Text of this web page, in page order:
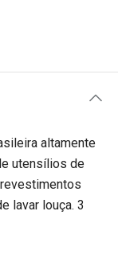
altamente
utensílios de
lavar louça. 3